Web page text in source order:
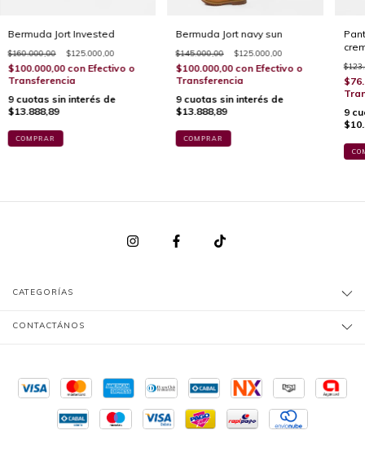
Bermuda Jort Invested
$160.000,00 $125.000,00
$100.000,00 con Efectivo o
Transferencia
9 cuotas sin interés de
$13.888,89
COMPRAR
Bermuda Jort navy sun
$145.000,00 $125.000,00
$100.000,00 con Efectivo o
Transferencia
9 cuotas sin interés de
$13.888,89
COMPRAR
9
CATEGORÍAS
CONTACTÁNOS